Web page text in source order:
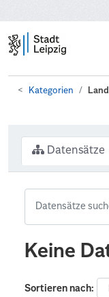
Kategorien
Datensätze
Keine
Sortieren nach